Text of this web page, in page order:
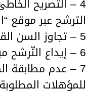
4 – التصريح
الترشح عبر موقع
5 – تجاوز السن القصوى،
6 – إيداع التّرشح مباشرة لدى مصالح المعهد ،
7 – عدم مطابقة
للمؤهلات